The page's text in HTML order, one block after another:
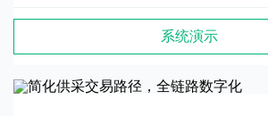
系统演示